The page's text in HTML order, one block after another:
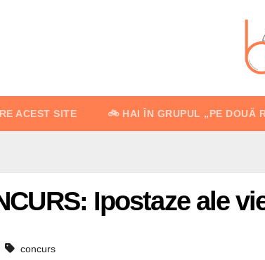
ACEST SITE 🚲 HAI ÎN GRUPUL „PE DOUĂ
Ipostaze ale
concurs